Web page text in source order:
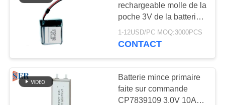
VISITE
D'USINE
CONTRÔLE
DE
QUALITÉ
rechargeable molle de la
poche 3V de la batterie
CP752425 CP752525
de bioxyde de
1-12USD/PC MOQ:3000PCS
CONTACT
Batterie mince primaire
faite sur commande
CP7839109 3.0V 10Ah